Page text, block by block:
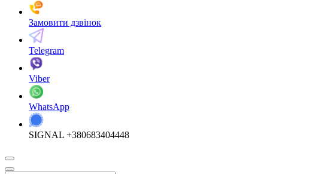
Замовити дзвінок
Telegram
Viber
WhatsApp
SIGNAL +380683404448